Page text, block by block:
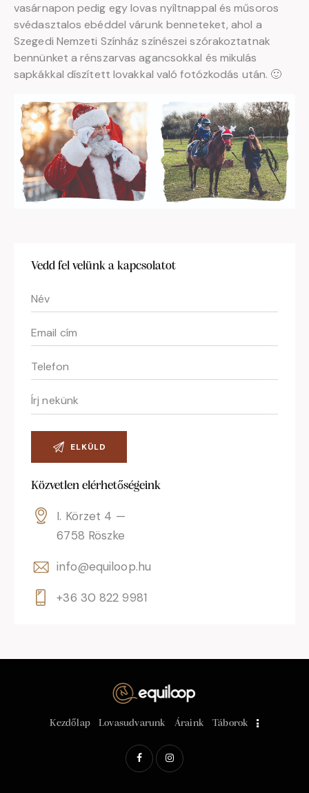
vasárnapon pedig egy lovas nyíltnappal és műsoros
svédasztalos ebéddel várunk benneteket, ahol a
Szegedi Nemzeti Színház színészei szórakoztatnak
bennünket a rénszarvas agancsokkal és mikulás
sapkákkal díszített lovakkal való fotózkodás után. 🙂
Vedd fel velünk a kapcsolatot
Közvetlen elérhetőségeink
I. Körzet 4 —
6758 Röszke
info@equiloop.hu
+36 30 822 9981
Kezdőlap Lovasudvarunk Áraink Táborok